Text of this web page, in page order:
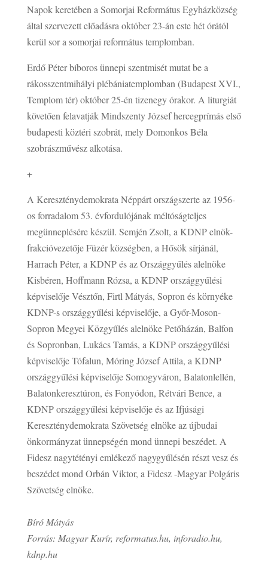
Napok keretében a Somorjai Református Egyházközség
által szervezett előadásra október 23-án este hét órától
kerül sor a somorjai református templomban.
Erdő Péter bíboros ünnepi szentmisét mutat be a
rákosszentmihályi plébániatemplomban (Budapest XVI.,
Templom tér) október 25-én tizenegy órakor. A liturgiát
követően felavatják Mindszenty József hercegprímás első
budapesti köztéri szobrát, mely Domonkos Béla
szobrászművész alkotása.
+
A Kereszténydemokrata Néppárt országszerte az 1956-
os forradalom 53. évfordulójának méltóságteljes
megünneplésére készül. Semjén Zsolt, a KDNP elnök-
frakcióvezetője Füzér községben, a Hősök sírjánál,
Harrach Péter, a KDNP és az Országgyűlés alelnöke
Kisbéren, Hoffmann Rózsa, a KDNP országgyűlési
képviselője Vésztőn, Firtl Mátyás, Sopron és környéke
KDNP-s országgyűlési képviselője, a Győr-Moson-
Sopron Megyei Közgyűlés alelnöke Petőházán, Balfon
és Sopronban, Lukács Tamás, a KDNP országgyűlési
képviselője Tófalun, Móring József Attila, a KDNP
országgyűlési képviselője Somogyváron, Balatonlellén,
Balatonkeresztúron, és Fonyódon, Rétvári Bence, a
KDNP országgyűlési képviselője és az Ifjúsági
Kereszténydemokrata Szövetség elnöke az újbudai
önkormányzat ünnepségén mond ünnepi beszédet. A
Fidesz nagytétényi emlékező nagygyűlésén részt vesz és
beszédet mond Orbán Viktor, a Fidesz -Magyar Polgáris
Szövetség elnöke.
Bíró Mátyás
Forrás: Magyar Kurír, reformatus.hu, inforadio.hu,
kdnp.hu